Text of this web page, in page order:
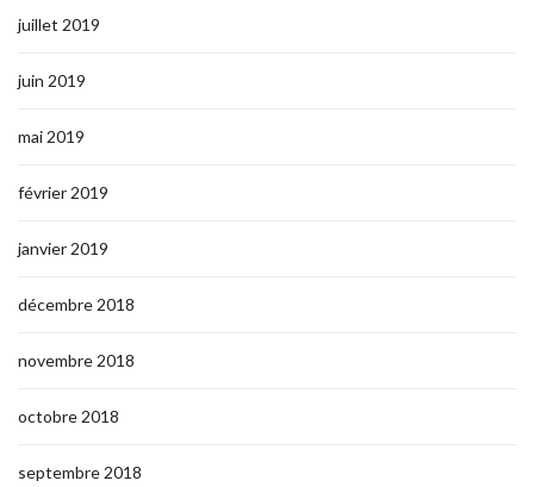
juillet 2019
juin 2019
mai 2019
février 2019
janvier 2019
décembre 2018
novembre 2018
octobre 2018
septembre 2018